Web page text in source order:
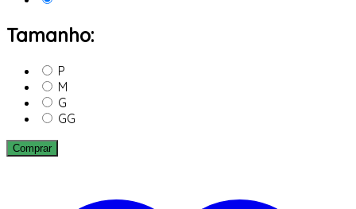
Tamanho:
P
M
G
GG
Comprar